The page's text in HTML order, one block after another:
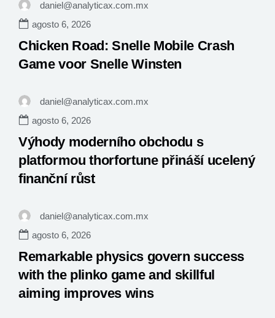
daniel@analyticax.com.mx
agosto 6, 2026
Chicken Road: Snelle Mobile Crash
Game voor Snelle Winsten
daniel@analyticax.com.mx
agosto 6, 2026
Výhody moderního obchodu s
platformou thorfortune přináší ucelený
finanční růst
daniel@analyticax.com.mx
agosto 6, 2026
Remarkable physics govern success
with the plinko game and skillful
aiming improves wins